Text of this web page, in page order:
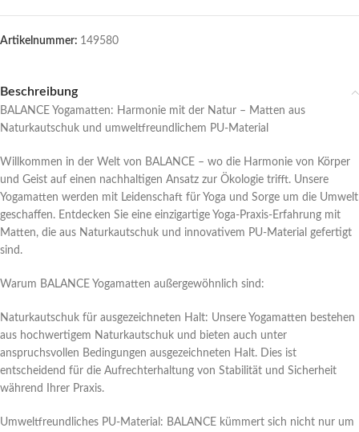
Artikelnummer: 149580
Beschreibung
BALANCE Yogamatten: Harmonie mit der Natur – Matten aus
Naturkautschuk und umweltfreundlichem PU-Material
Willkommen in der Welt von BALANCE – wo die Harmonie von Körper
und Geist auf einen nachhaltigen Ansatz zur Ökologie trifft. Unsere
Yogamatten werden mit Leidenschaft für Yoga und Sorge um die Umwelt
geschaffen. Entdecken Sie eine einzigartige Yoga-Praxis-Erfahrung mit
Matten, die aus Naturkautschuk und innovativem PU-Material gefertigt
sind.
Warum BALANCE Yogamatten außergewöhnlich sind:
Naturkautschuk für ausgezeichneten Halt: Unsere Yogamatten bestehen
aus hochwertigem Naturkautschuk und bieten auch unter
anspruchsvollen Bedingungen ausgezeichneten Halt. Dies ist
entscheidend für die Aufrechterhaltung von Stabilität und Sicherheit
während Ihrer Praxis.
Umweltfreundliches PU-Material: BALANCE kümmert sich nicht nur um